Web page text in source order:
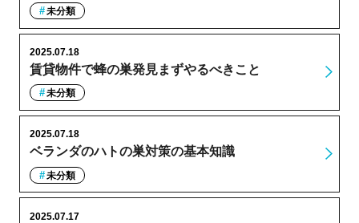
未分類
賃貸物件で蜂の巣発見まずやるべきこと
2025.07.18
未分類
ベランダのハトの巣対策の基本知識
2025.07.18
未分類
2025.07.17